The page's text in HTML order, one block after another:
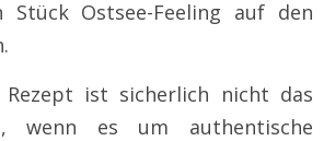
Stück Ostsee-Feeling auf den
Rezept ist sicherlich nicht das
wenn es um authentische